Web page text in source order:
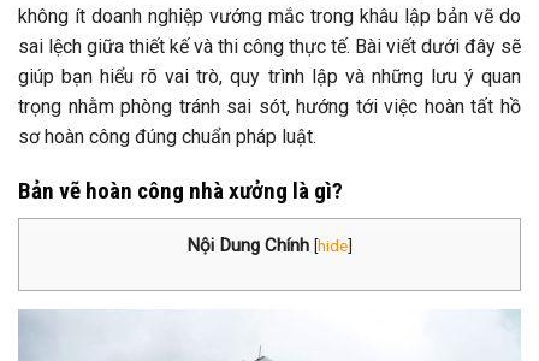
không ít doanh nghiệp vướng mắc trong khâu lập bản vẽ do
sai lệch giữa thiết kế và thi công thực tế. Bài viết dưới đây sẽ
giúp bạn hiểu rõ vai trò, quy trình lập và những lưu ý quan
trọng nhằm phòng tránh sai sót, hướng tới việc hoàn tất hồ
sơ hoàn công đúng chuẩn pháp luật.
Bản vẽ hoàn công nhà xưởng là gì?
Nội Dung Chính [hide]